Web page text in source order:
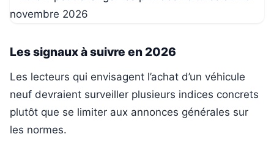
Les signaux à suivre en 2026
Les lecteurs qui envisagent l’achat d’un véhicule
neuf devraient surveiller plusieurs indices concrets
plutôt que se limiter aux annonces générales sur
les normes.